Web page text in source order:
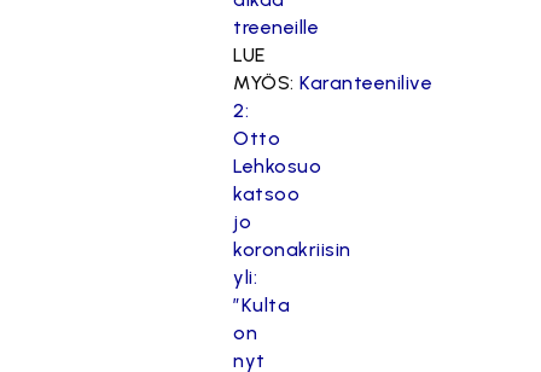
treeneille
LUE
MYÖS:Karanteenilive
2:
Otto
Lehkosuo
katsoo
jo
koronakriisin
yli:
”Kulta
on
nyt